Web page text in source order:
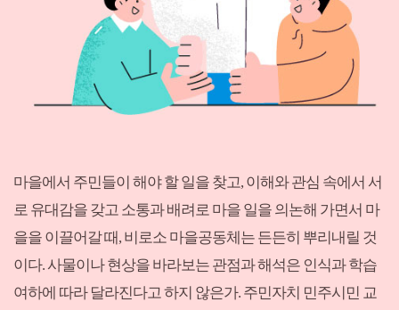
마을에서 주민들이 해야 할 일을 찾고, 이해와 관심 속에서 서
로 유대감을 갖고 소통과 배려로 마을 일을 의논해 가면서 마
을을 이끌어갈 때, 비로소 마을공동체는 든든히 뿌리내릴 것
이다. 사물이나 현상을 바라보는 관점과 해석은 인식과 학습
여하에 따라 달라진다고 하지 않은가. 주민자치 민주시민 교